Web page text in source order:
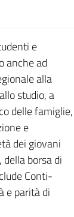
e
anche ad
alla
studio, a
delle famiglie,
e
dei giovani
borsa di
Conti-
e parità di